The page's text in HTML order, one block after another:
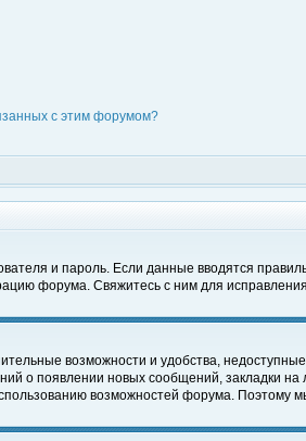
с этим форумом?
и пароль. Если данные вводятся
форума. Свяжитесь с ним для
возможности и удобства,
о появлении новых сообщений, закладки
возможностей форума. Поэтому